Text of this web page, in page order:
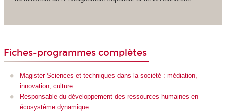
Fiches-programmes complètes
Magister Sciences et techniques dans la société : médiation,
innovation, culture
Responsable du développement des ressources humaines en
écosystème dynamique